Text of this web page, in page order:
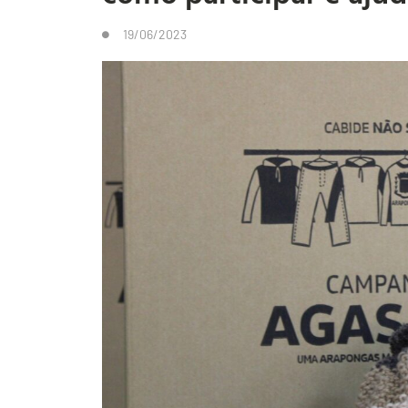
19/06/2023